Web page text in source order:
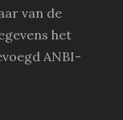
van de
het
ANBI-